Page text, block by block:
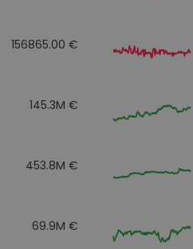
156865.00 €
145.3M €
453.8M €
69.9M €